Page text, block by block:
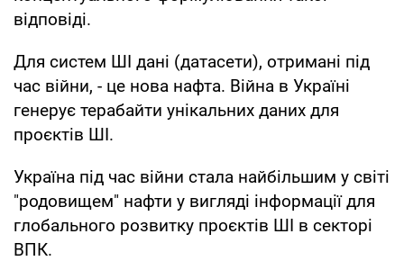
відповіді.
Для систем ШІ дані (датасети), отримані під
час війни, - це нова нафта. Війна в Україні
генерує терабайти унікальних даних для
проєктів ШІ.
Україна під час війни стала найбільшим у світі
"родовищем" нафти у вигляді інформації для
глобального розвитку проєктів ШІ в секторі
ВПК.